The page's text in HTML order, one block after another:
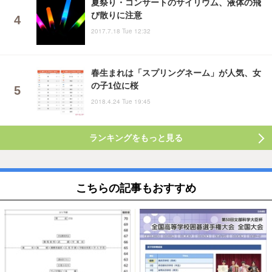
夏祭り・コンサートのサイリウム、液体の飛
び散りに注意
2017.7.18 Tue 12:32
春生まれは「スプリングネーム」が人気、女
の子1位に桜
2018.4.24 Tue 19:45
ランキングをもっと見る
こちらの記事もおすすめ